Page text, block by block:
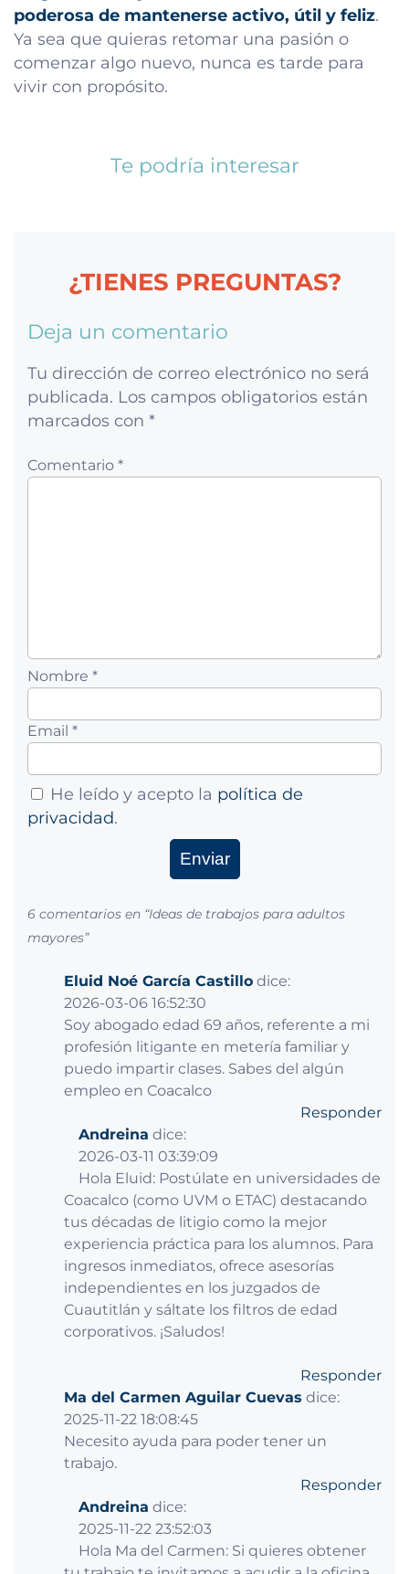
poderosa de mantenerse activo, útil y feliz.
Ya sea que quieras retomar una pasión o
comenzar algo nuevo, nunca es tarde para
vivir con propósito.
Te podría interesar
¿TIENES PREGUNTAS?
Deja un comentario
Tu dirección de correo electrónico no será
publicada. Los campos obligatorios están
marcados con *
Comentario *
Nombre *
Email *
He leído y acepto la política de
privacidad.
6 comentarios en “Ideas de trabajos para adultos
mayores”
Eluid Noé García Castillo dice:
2026-03-06 16:52:30
Soy abogado edad 69 años, referente a mi
profesión litigante en metería familiar y
puedo impartir clases. Sabes del algún
empleo en Coacalco
Responder
Andreina dice:
2026-03-11 03:39:09
Hola Eluid: Postúlate en universidades de
Coacalco (como UVM o ETAC) destacando
tus décadas de litigio como la mejor
experiencia práctica para los alumnos. Para
ingresos inmediatos, ofrece asesorías
independientes en los juzgados de
Cuautitlán y sáltate los filtros de edad
corporativos. ¡Saludos!
Responder
Ma del Carmen Aguilar Cuevas dice:
2025-11-22 18:08:45
Necesito ayuda para poder tener un
trabajo.
Responder
Andreina dice:
2025-11-22 23:52:03
Hola Ma del Carmen: Si quieres obtener